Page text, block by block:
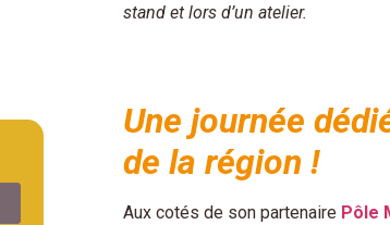
stand et lors d’un atelier.
Une journée
de la région !
Aux cotés de son partenaire Pôle